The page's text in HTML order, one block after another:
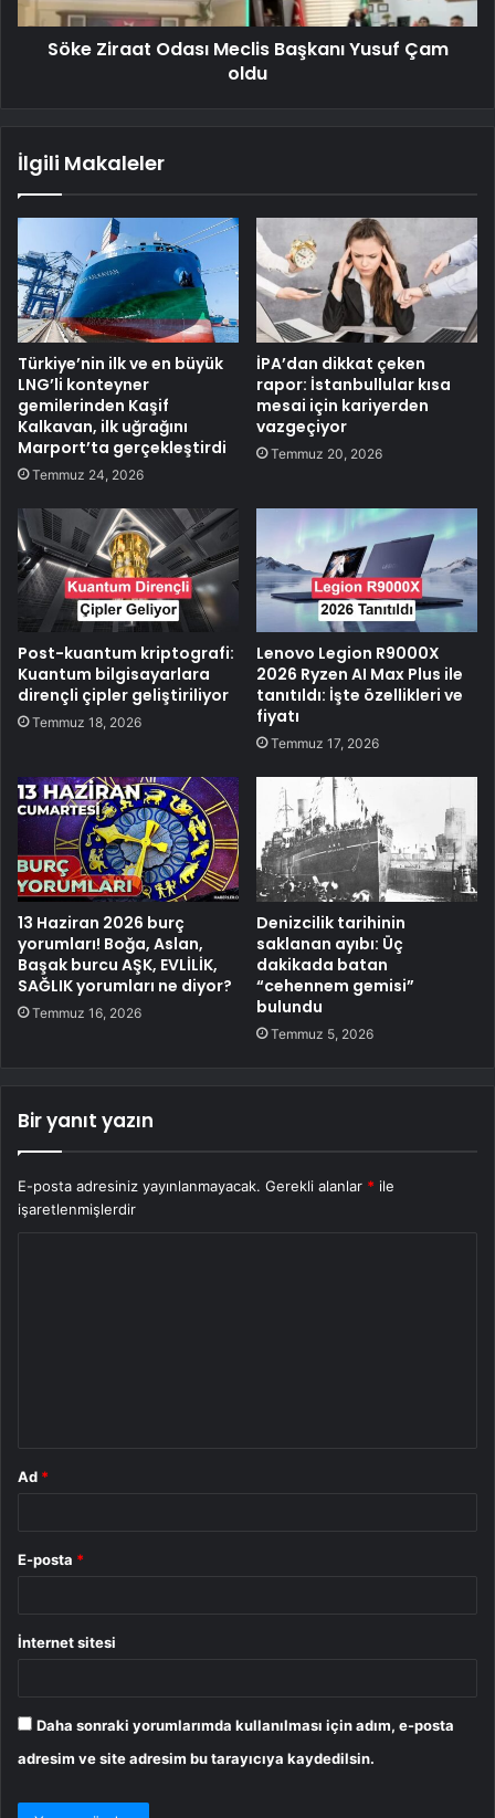
Söke Ziraat Odası Meclis Başkanı Yusuf Çam
oldu
İlgili Makaleler
Türkiye’nin ilk ve en büyük
LNG’li konteyner
gemilerinden Kaşif
Kalkavan, ilk uğrağını
Marport’ta gerçekleştirdi
Temmuz 24, 2026
İPA’dan dikkat çeken
rapor: İstanbullular kısa
mesai için kariyerden
vazgeçiyor
Temmuz 20, 2026
Post-kuantum kriptografi:
Kuantum bilgisayarlara
dirençli çipler geliştiriliyor
Temmuz 18, 2026
Lenovo Legion R9000X
2026 Ryzen AI Max Plus ile
tanıtıldı: İşte özellikleri ve
fiyatı
Temmuz 17, 2026
13 Haziran 2026 burç
yorumları! Boğa, Aslan,
Başak burcu AŞK, EVLİLİK,
SAĞLIK yorumları ne diyor?
Temmuz 16, 2026
Denizcilik tarihinin
saklanan ayıbı: Üç
dakikada batan
“cehennem gemisi”
bulundu
Temmuz 5, 2026
Bir yanıt yazın
E-posta adresiniz yayınlanmayacak. Gerekli alanlar * ile
işaretlenmişlerdir
Ad *
E-posta *
İnternet sitesi
Daha sonraki yorumlarımda kullanılması için adım, e-posta
adresim ve site adresim bu tarayıcıya kaydedilsin.